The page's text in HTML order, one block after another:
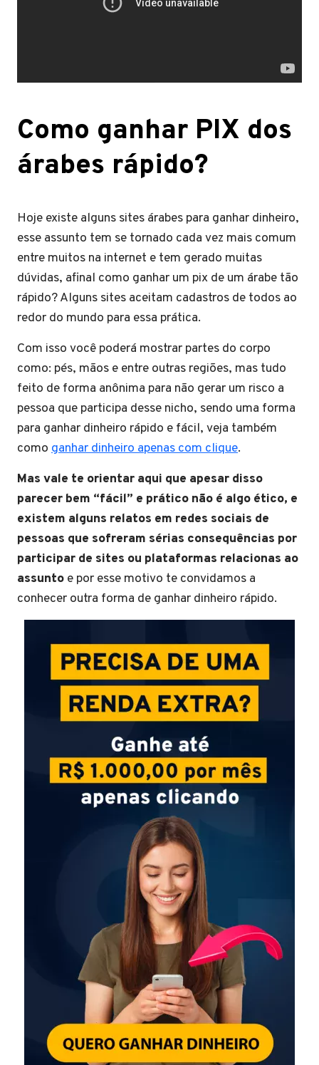
Como ganhar PIX dos
árabes rápido?
Hoje existe alguns sites árabes para ganhar dinheiro,
esse assunto tem se tornado cada vez mais comum
entre muitos na internet e tem gerado muitas
dúvidas, afinal como ganhar um pix de um árabe tão
rápido? Alguns sites aceitam cadastros de todos ao
redor do mundo para essa prática.
Com isso você poderá mostrar partes do corpo
como: pés, mãos e entre outras regiões, mas tudo
feito de forma anônima para não gerar um risco a
pessoa que participa desse nicho, sendo uma forma
para ganhar dinheiro rápido e fácil, veja também
como ganhar dinheiro apenas com clique.
Mas vale te orientar aqui que apesar disso
parecer bem “fácil” e prático não é algo ético, e
existem alguns relatos em redes sociais de
pessoas que sofreram sérias consequências por
participar de sites ou plataformas relacionas ao
assunto e por esse motivo te convidamos a
conhecer outra forma de ganhar dinheiro rápido.